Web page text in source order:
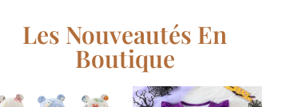
Les Nouveautés En
Boutique